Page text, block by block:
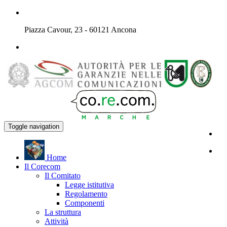
Piazza Cavour, 23 - 60121 Ancona
Toggle navigation
Home
Il Corecom
Il Comitato
Legge istitutiva
Regolamento
Componenti
La struttura
Attività